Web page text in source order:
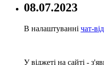
08.07.2023
В налаштуванні чат-
У віджеті на сайті -